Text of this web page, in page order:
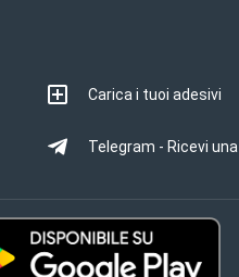
Carica i tuoi adesivi
Telegram - Ricevi